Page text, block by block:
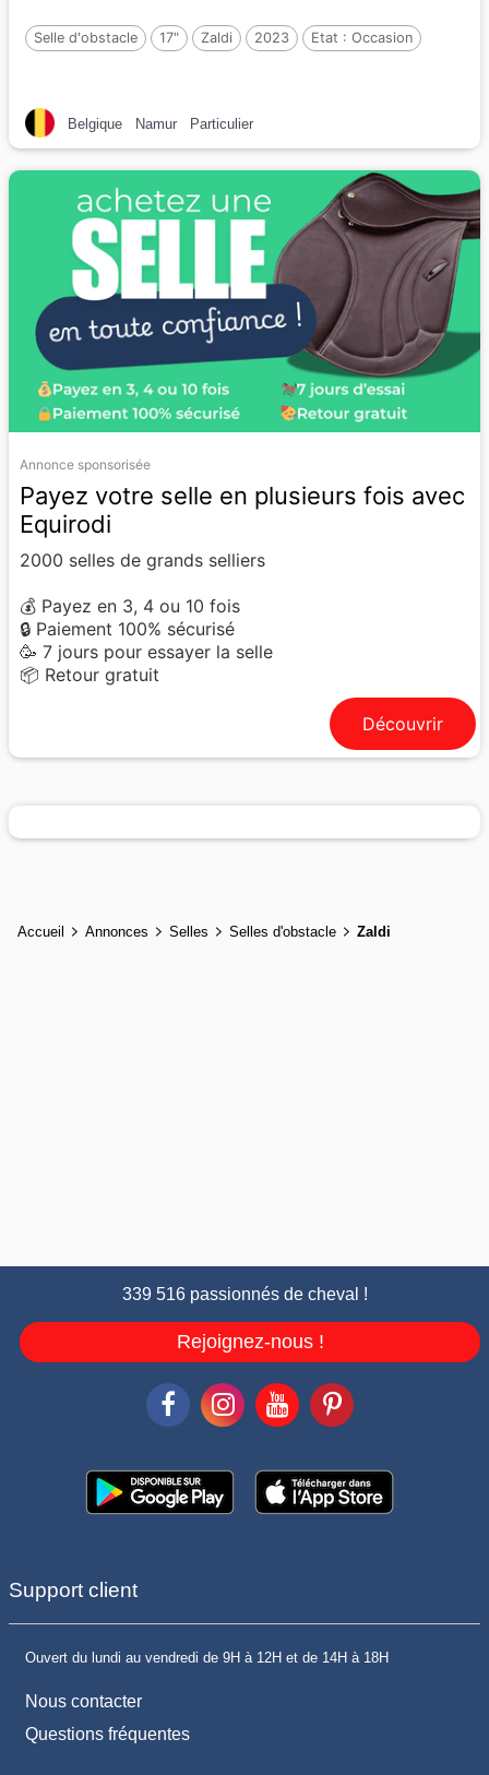
Selle d'obstacle 17" Zaldi 2023 Etat : Occasion
Belgique Namur Particulier
Annonce sponsorisée
Payez votre selle en plusieurs fois avec
Equirodi
2000 selles de grands selliers
💰 Payez en 3, 4 ou 10 fois
🔒 Paiement 100% sécurisé
🥳 7 jours pour essayer la selle
📦 Retour gratuit
Découvrir
Accueil Annonces Selles Selles d'obstacle Zaldi
339 516 passionnés de cheval !
Rejoignez-nous !
Support client
Ouvert du lundi au vendredi de 9H à 12H et de 14H à 18H
Nous contacter
Questions fréquentes